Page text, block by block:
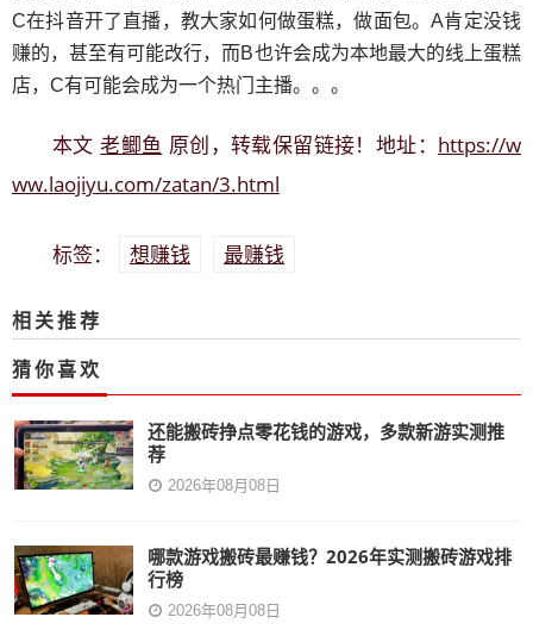
C在抖音开了直播，教大家如何做蛋糕，做面包。A肯定没钱
赚的，甚至有可能改行，而B也许会成为本地最大的线上蛋糕
店，C有可能会成为一个热门主播。。。
本文老鲫鱼 原创，转载保留链接！地址： https://w
ww.laojiyu.com/zatan/3.html
标签： 想赚钱 最赚钱
相关推荐
猜你喜欢
还能搬砖挣点零花钱的游戏，多款新游实测推
荐
2026年08月08日
哪款游戏搬砖最赚钱？2026年实测搬砖游戏排
行榜
2026年08月08日